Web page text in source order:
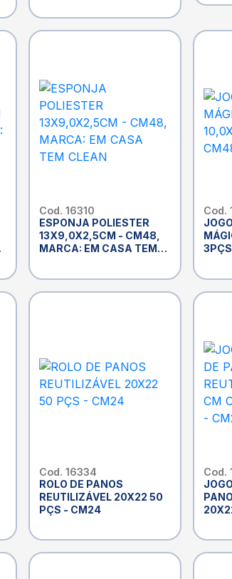
Cod. 16310
ESPONJA POLIESTER
13X9,0X2,5CM - CM48,
MARCA: EM CASA TEM
Cod.
Cod. 16334
ROLO DE PANOS
REUTILIZÁVEL 20X22 50
PÇS - CM24
Cod.